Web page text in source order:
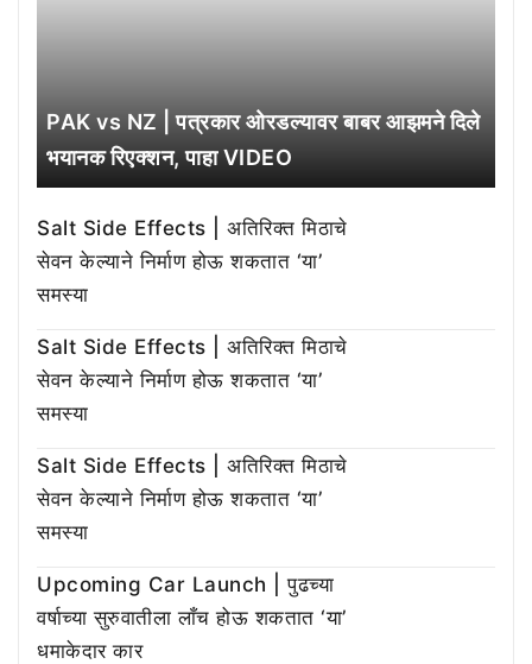
PAK vs NZ | पत्रकार ओरडल्यावर बाबर आझमने दिले
भयानक रिएक्शन, पाहा VIDEO
Salt Side Effects | अतिरिक्त मिठाचे
सेवन केल्याने निर्माण होऊ शकतात ‘या’
समस्या
Salt Side Effects | अतिरिक्त मिठाचे
सेवन केल्याने निर्माण होऊ शकतात ‘या’
समस्या
Salt Side Effects | अतिरिक्त मिठाचे
सेवन केल्याने निर्माण होऊ शकतात ‘या’
समस्या
Upcoming Car Launch | पुढच्या
वर्षाच्या सुरुवातीला लाँच होऊ शकतात ‘या’
धमाकेदार कार